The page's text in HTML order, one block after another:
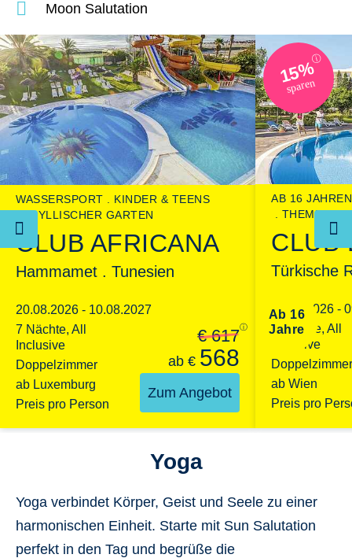
Moon Salutation
WASSERSPORT
KINDER & TEENS
IDYLLISCHER GARTEN
CLUB AFRICANA
Hammamet . Tunesien
20.08.2026 - 10.08.2027
7 Nächte, All
Inclusive
Doppelzimmer
ab Luxemburg
Preis pro Person
ⓘ
€ 617
ab € 568
Zum Angebot
AB 16 JAHREN
CLUB
Türkische
Ab 16
Jahre
08.08.2026 -
7 Nächte, All
Inclusive
Doppelzimmer
ab Wien
Preis pro
15%ⓘ
sparen
Yoga
Yoga verbindet Körper, Geist und Seele zu einer
harmonischen Einheit. Starte mit Sun Salutation
perfekt in den Tag und begrüße die